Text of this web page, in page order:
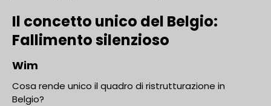
Il concetto unico del Belgio:
Fallimento silenzioso
Wim
Cosa rende unico il quadro di ristrutturazione in
Belgio?